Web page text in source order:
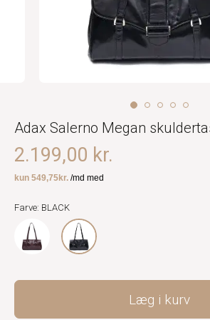
Adax Salerno Megan
2.199,00 kr.
Farve: BLACK
Læg i kurv